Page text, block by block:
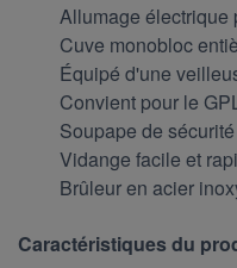
Allumage électrique
Cuve monobloc
Équipé d'une
Convient pour le
Soupape de
Vidange facile et
Brûleur en acier
Caractéristiques du